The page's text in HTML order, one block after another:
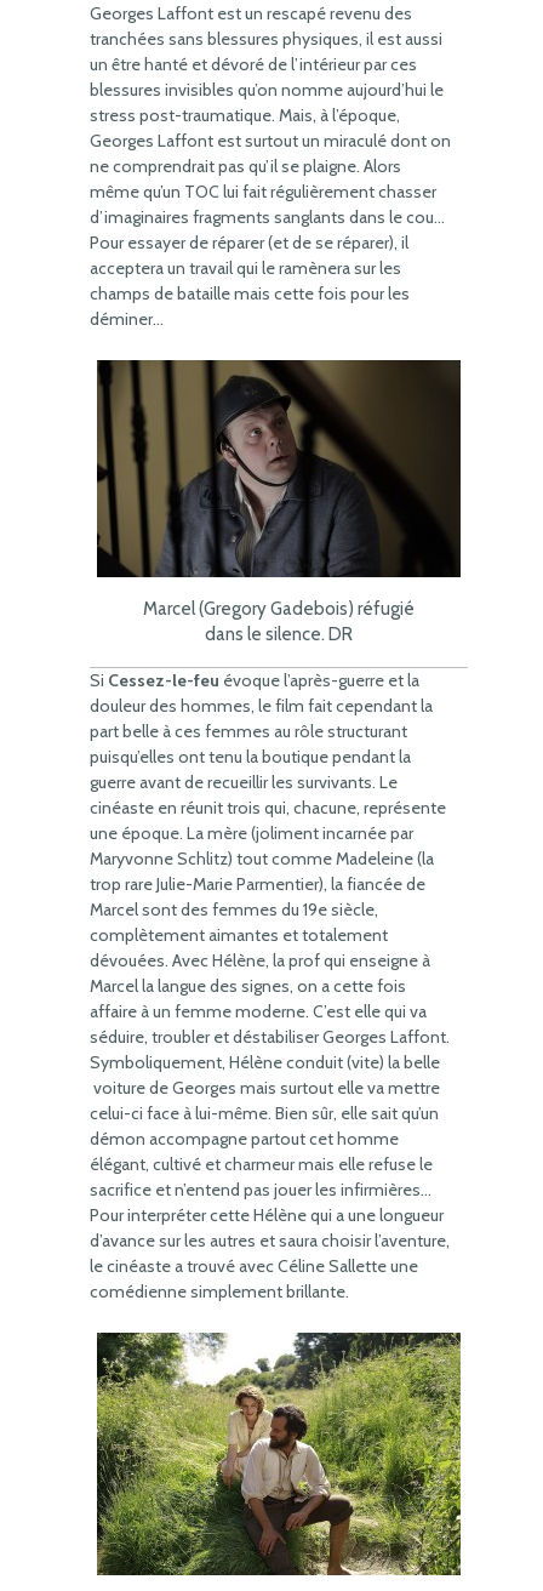
Georges Laffont est un rescapé revenu des
tranchées sans blessures physiques, il est aussi
un être hanté et dévoré de l’intérieur par ces
blessures invisibles qu’on nomme aujourd’hui le
stress post-traumatique. Mais, à l’époque,
Georges Laffont est surtout un miraculé dont on
ne comprendrait pas qu’il se plaigne. Alors
même qu’un TOC lui fait régulièrement chasser
d’imaginaires fragments sanglants dans le cou…
Pour essayer de réparer (et de se réparer), il
acceptera un travail qui le ramènera sur les
champs de bataille mais cette fois pour les
déminer…
Marcel (Gregory Gadebois) réfugié
dans le silence. DR
Si Cessez-le-feu évoque l’après-guerre et la
douleur des hommes, le film fait cependant la
part belle à ces femmes au rôle structurant
puisqu’elles ont tenu la boutique pendant la
guerre avant de recueillir les survivants. Le
cinéaste en réunit trois qui, chacune, représente
une époque. La mère (joliment incarnée par
Maryvonne Schlitz) tout comme Madeleine (la
trop rare Julie-Marie Parmentier), la fiancée de
Marcel sont des femmes du 19e siècle,
complètement aimantes et totalement
dévouées. Avec Hélène, la prof qui enseigne à
Marcel la langue des signes, on a cette fois
affaire à un femme moderne. C’est elle qui va
séduire, troubler et déstabiliser Georges Laffont.
Symboliquement, Hélène conduit (vite) la belle
voiture de Georges mais surtout elle va mettre
celui-ci face à lui-même. Bien sûr, elle sait qu’un
démon accompagne partout cet homme
élégant, cultivé et charmeur mais elle refuse le
sacrifice et n’entend pas jouer les infirmières…
Pour interpréter cette Hélène qui a une longueur
d’avance sur les autres et saura choisir l’aventure,
le cinéaste a trouvé avec Céline Sallette une
comédienne simplement brillante.